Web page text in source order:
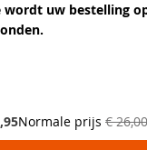
wordt uw bestelling
Normale prijs € 26,00